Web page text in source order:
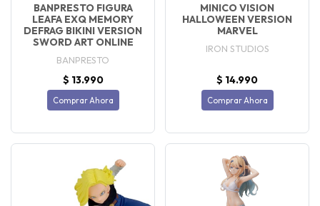
BANPRESTO FIGURA
LEAFA EXQ MEMORY
DEFRAG BIKINI VERSION
SWORD ART ONLINE
BANPRESTO
$ 13.990
Comprar Ahora
MINICO VISION
HALLOWEEN VERSION
MARVEL
IRON STUDIOS
$ 14.990
Comprar Ahora